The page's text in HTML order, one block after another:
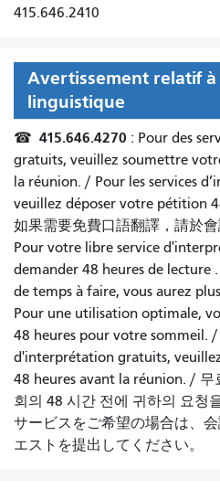
415.646.2410
Avertissement relatif à
linguistique
☎ 415.646.4270 : Pour des
gratuits, veuillez soumettre
la réunion. / Pour les services
veuillez déposer votre pétition
如果需要免費口語翻譯，請於
Pour votre libre service
demander 48 heures de lecture
de temps à faire, vous aurez
Pour une utilisation optimale,
48 heures pour votre sommeil. /
d'interprétation gratuits,
48 heures avant la réunion. / 무
회의 48 시간 전에 귀하의 요청
サービスをご希望の場合は、
エストを提出してください。